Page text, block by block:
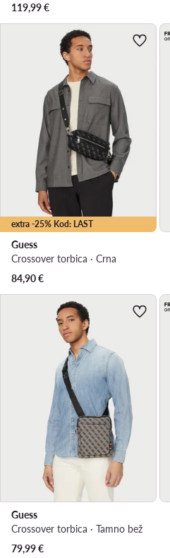
119,99€
extra -25% Kod: LAST
Guess
Crossover torbica · Crna
84,90€
Guess
Crossover torbica · Tamno bež
79,99€